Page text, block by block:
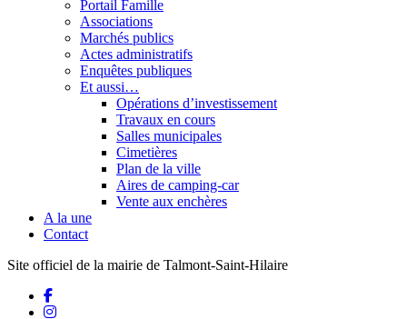
Portail Famille
Associations
Marchés publics
Actes administratifs
Enquêtes publiques
Et aussi…
Opérations d’investissement
Travaux en cours
Salles municipales
Cimetières
Plan de la ville
Aires de camping-car
Vente aux enchères
A la une
Contact
Site officiel de la mairie de Talmont-Saint-Hilaire